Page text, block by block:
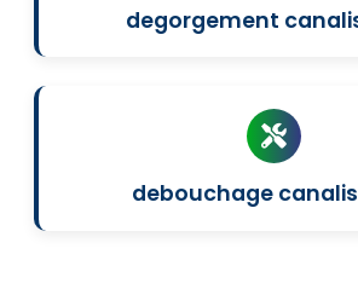
degorgement
debouchage